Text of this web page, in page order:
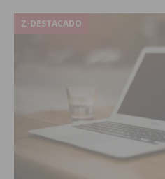
Z-DESTACADO